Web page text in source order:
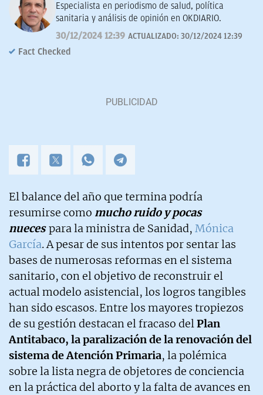
Especialista en periodismo de salud, política
sanitaria y análisis de opinión en OKDIARIO.
30/12/2024 12:39 ACTUALIZADO: 30/12/2024 12:39
Fact Checked
El balance del año que termina podría
resumirse como mucho ruido y pocas
nuecespara la ministra de Sanidad, Mónica
García. A pesar de sus intentos por sentar las
bases de numerosas reformas en el sistema
sanitario, con el objetivo de reconstruir el
actual modelo asistencial, los logros tangibles
han sido escasos. Entre los mayores tropiezos
de su gestión destacan el fracaso delPlan
Antitabaco, la paralización de la renovación del
sistema de Atención Primaria, la polémica
sobre la lista negra de objetores de conciencia
en la práctica del aborto y la falta de avances en